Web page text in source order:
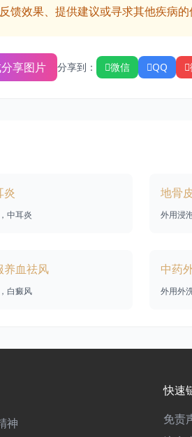
馈效果、提供建议或寻求其他疾病
享图片 分享到： 微信 QQ
炎
中耳炎
地骨
外用浸
养血祛风
白癜风
中药
外用外
神
快速
免责